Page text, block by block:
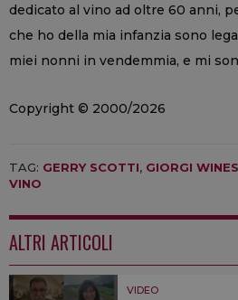
dedicato al vino ad oltre 60 anni,
che ho della mia infanzia sono
miei nonni in vendemmia, e mi
Copyright © 2000/2026
TAG: GERRY SCOTTI, GIORGI WINES
VINO
ALTRI ARTICOLI
VIDEO